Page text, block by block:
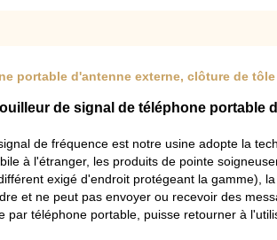
portable d'antenne externe, clôture de
de signal de téléphone
de fréquence est notre usine adopte la
à l'étranger, les produits de pointe
exigé d'endroit protégeant la gamme),
et ne peut pas envoyer ou recevoir des
par téléphone portable, puisse retourner à